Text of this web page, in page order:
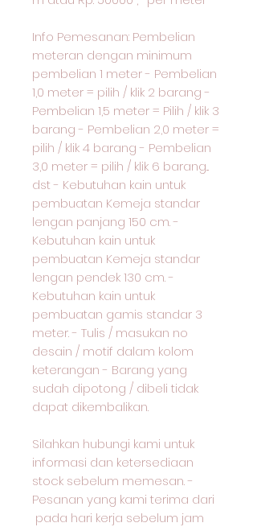
Info Pemesanan: Pembelian
meteran dengan minimum
pembelian 1 meter - Pembelian
1,0 meter = pilih / klik 2 barang -
Pembelian 1,5 meter = Pilih / klik 3
barang - Pembelian 2,0 meter =
pilih / klik 4 barang - Pembelian
3,0 meter = pilih / klik 6 barang...
dst - Kebutuhan kain untuk
pembuatan Kemeja standar
lengan panjang 150 cm. -
Kebutuhan kain untuk
pembuatan Kemeja standar
lengan pendek 130 cm. -
Kebutuhan kain untuk
pembuatan gamis standar 3
meter. - Tulis / masukan no
desain / motif dalam kolom
keterangan - Barang yang
sudah dipotong / dibeli tidak
dapat dikembalikan.
Silahkan hubungi kami untuk
informasi dan ketersediaan
stock sebelum memesan. -
Pesanan yang kami terima dari
pada hari kerja sebelum jam